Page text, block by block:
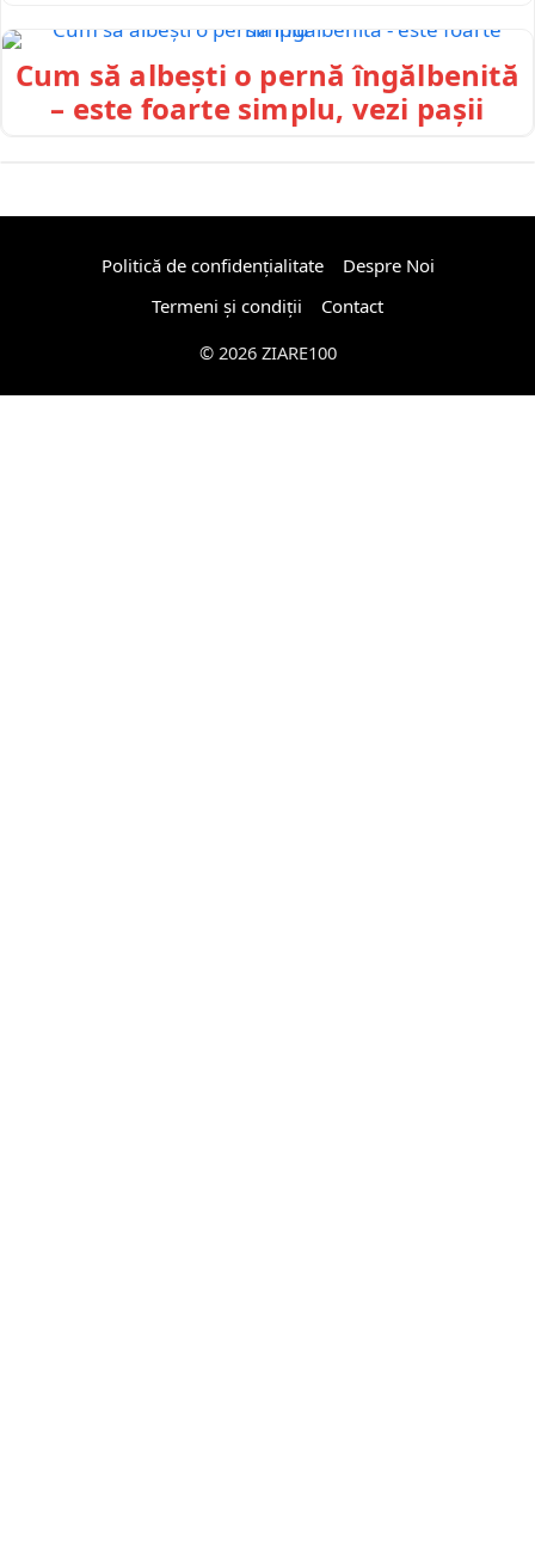
Cum să albești o pernă îngălbenită
– este foarte simplu, vezi pașii
Politică de confidențialitate
Despre Noi
Termeni și condiții
Contact
© 2026 ZIARE100